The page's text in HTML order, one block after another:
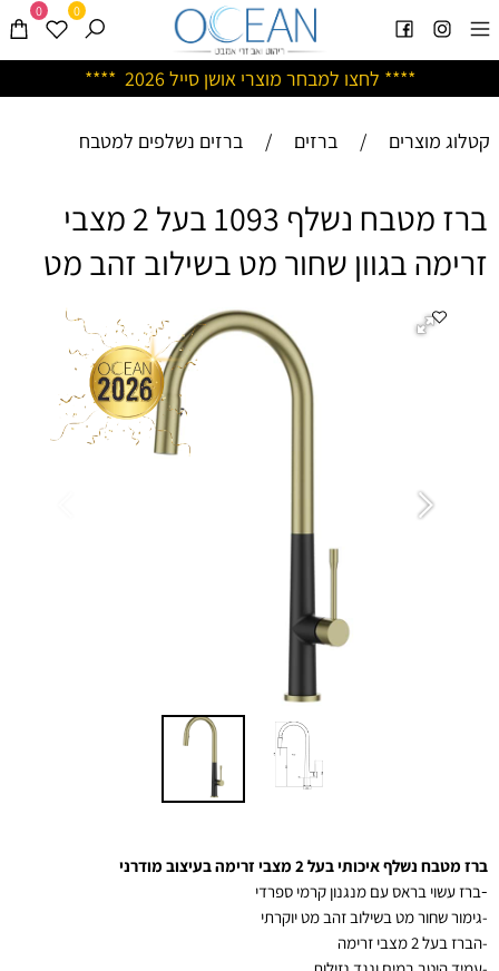
**** לחצו למבחר מוצרי אושן סייל 2026 ****
0 0
קטלוג מוצרים / ברזים / ברזים נשלפים למטבח
ברז מטבח נשלף 1093 בעל 2 מצבי
זרימה בגוון שחור מט בשילוב זהב מט
ברז מטבח נשלף איכותי בעל 2 מצבי זרימה בעיצוב מודרני
-ברז עשוי בראס עם מנגנון קרמי ספרדי
-גימור שחור מט בשילוב זהב מט יוקרתי
-הברז בעל 2 מצבי זרימה